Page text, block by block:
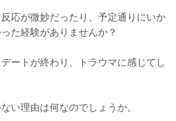
応が微妙だったり、予定通りにいか
た経験がありませんか？
ートが終わり、トラウマに感じてし
い理由は何なのでしょうか。